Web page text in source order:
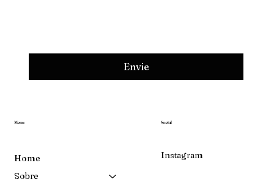
Menu
Home
Sobre
Social
Instagram
Envie